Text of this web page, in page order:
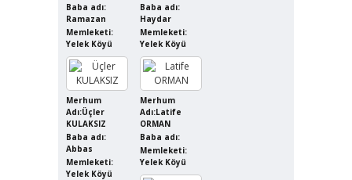
Baba adı:
Ramazan
Memleketi:
Yelek Köyü
Baba adı:
Haydar
Memleketi:
Yelek Köyü
Merhum
Adı:Üçler
KULAKSIZ
Baba adı:
Abbas
Memleketi:
Yelek Köyü
Merhum
Adı:Latife
ORMAN
Baba adı:
Memleketi:
Yelek Köyü